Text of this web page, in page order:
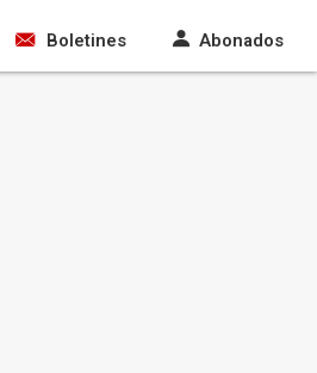
Boletines Abonados